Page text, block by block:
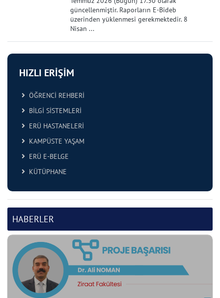
HIZLI ERİŞİM
ÖĞRENCİ REHBERİ
BİLGİ SİSTEMLERİ
ERÜ HASTANELERİ
KAMPÜSTE YAŞAM
ERÜ E-BELGE
KÜTÜPHANE
HABERLER
güncellenmiştir. Raporların E-Bideb
üzerinden yüklenmesi gerekmektedir. 8
Nisan ...